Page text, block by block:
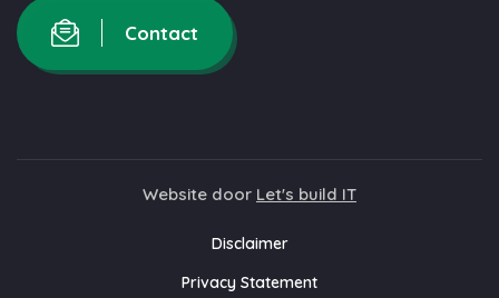
Contact
Website door Let's build IT
Disclaimer
Privacy Statement